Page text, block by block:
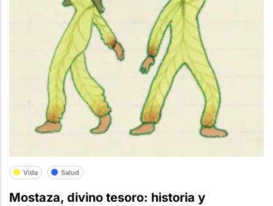
Vida Salud
Mostaza, divino tesoro: historia y